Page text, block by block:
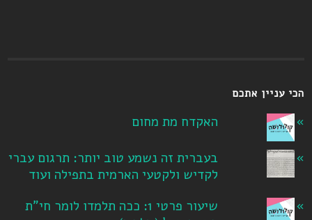
הכי עניין אתכם
האקדח מת מחום
בעברית זה נשמע טוב יותר: תרגום עברי
לקדיש ולקטעי הארמית בתפילה ועוד
שיעור פרטי 1: ככה תלמדו לומר חי"ת